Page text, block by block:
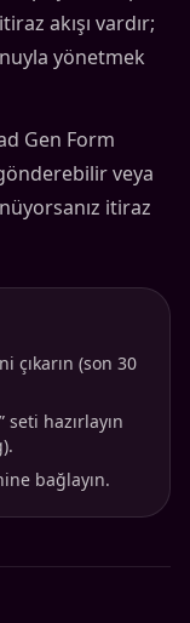
akışı vardır;
yönetmek
Gen Form
veya
itiraz
çıkarın (son 30
hazırlayın
bağlayın.